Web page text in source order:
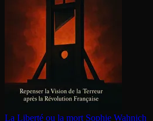
La Liberté ou la mort Sophie Wahnich